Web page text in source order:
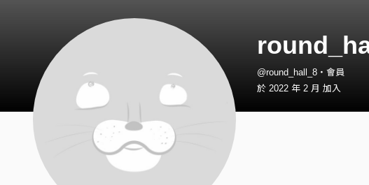
@round_hall_8・會員
於 2022 年 2 月 加入